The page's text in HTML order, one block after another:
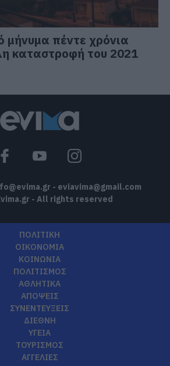
μήνυμα πέντε χρόνια
καταστροφή του 2021
- eviavima@gmail.com
- All rights reserved
ΠΟΛΙΤΙΚΗ
ΟΙΚΟΝΟΜΙΑ
ΚΟΙΝΩΝΙΑ
ΠΟΛΙΤΙΣΜΟΣ
ΑΘΛΗΤΙΚΑ
ΑΠΟΨΕΙΣ
ΣΥΝΕΝΤΕΥΞΕΙΣ
ΔΙΕΘΝΗ
ΥΓΕΙΑ
ΤΟΥΡΙΣΜΟΣ
ΑΓΓΕΛΙΕΣ